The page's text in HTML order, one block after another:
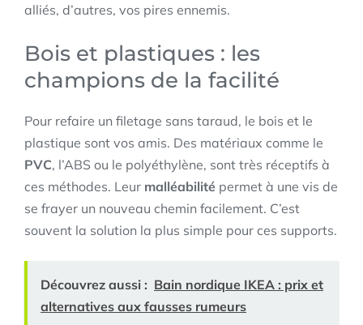
alliés, d’autres, vos pires ennemis.
Bois et plastiques : les
champions de la facilité
Pour refaire un filetage sans taraud, le bois et le
plastique sont vos amis. Des matériaux comme le
PVC, l’ABS ou le polyéthylène, sont très réceptifs à
ces méthodes. Leur malléabilité permet à une vis de
se frayer un nouveau chemin facilement. C’est
souvent la solution la plus simple pour ces supports.
Découvrez aussi : Bain nordique IKEA : prix et
alternatives aux fausses rumeurs